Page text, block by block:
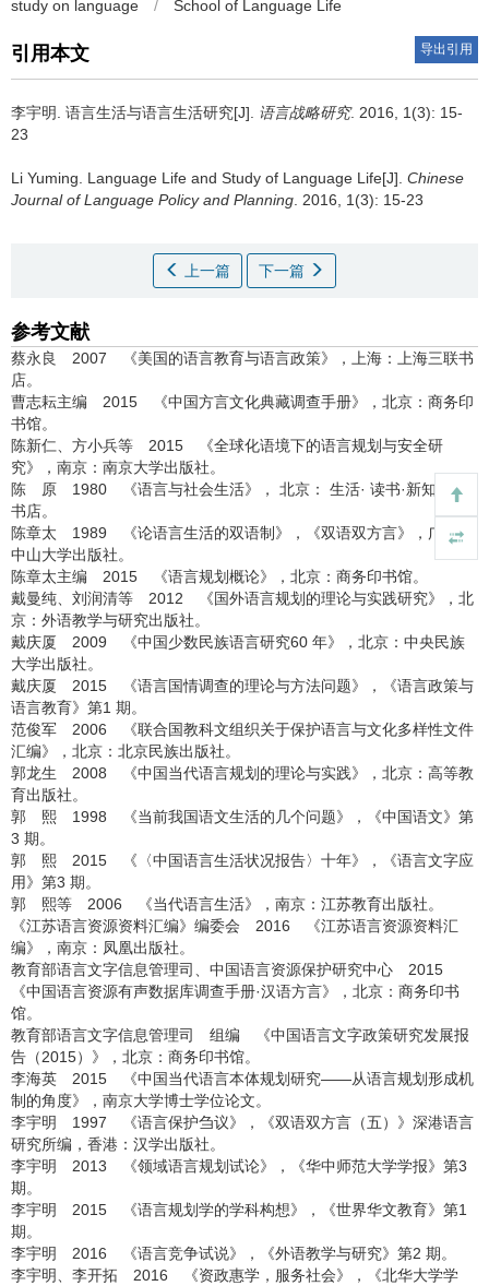
study on language / School of Language Life
引用本文 导出引用
李宇明. 语言生活与语言生活研究[J]. 语言战略研究. 2016, 1(3): 15-
23
Li Yuming. Language Life and Study of Language Life[J]. Chinese
Journal of Language Policy and Planning . 2016, 1(3): 15-23
上一篇 下一篇
参考文献
蔡永良 2007 《美国的语言教育与语言政策》，上海：上海三联书
店。
曹志耘主编 2015 《中国方言文化典藏调查手册》，北京：商务印
书馆。
陈新仁、方小兵等 2015 《全球化语境下的语言规划与安全研
究》，南京：南京大学出版社。
陈 原 1980 《语言与社会生活》， 北京： 生活· 读书·新知三联
书店。
陈章太 1989 《论语言生活的双语制》，《双语双方言》，广州：
中山大学出版社。
陈章太主编 2015 《语言规划概论》，北京：商务印书馆。
戴曼纯、刘润清等 2012 《国外语言规划的理论与实践研究》，北
京：外语教学与研究出版社。
戴庆厦 2009 《中国少数民族语言研究60 年》，北京：中央民族
大学出版社。
戴庆厦 2015 《语言国情调查的理论与方法问题》，《语言政策与
语言教育》第1 期。
范俊军 2006 《联合国教科文组织关于保护语言与文化多样性文件
汇编》，北京：北京民族出版社。
郭龙生 2008 《中国当代语言规划的理论与实践》，北京：高等教
育出版社。
郭 熙 1998 《当前我国语文生活的几个问题》，《中国语文》第
3 期。
郭 熙 2015 《〈中国语言生活状况报告〉十年》，《语言文字应
用》第3 期。
郭 熙等 2006 《当代语言生活》，南京：江苏教育出版社。
《江苏语言资源资料汇编》编委会 2016 《江苏语言资源资料汇
编》，南京：凤凰出版社。
教育部语言文字信息管理司、中国语言资源保护研究中心 2015
《中国语言资源有声数据库调查手册·汉语方言》，北京：商务印书
馆。
教育部语言文字信息管理司 组编 《中国语言文字政策研究发展报
告（2015）》，北京：商务印书馆。
李海英 2015 《中国当代语言本体规划研究——从语言规划形成机
制的角度》，南京大学博士学位论文。
李宇明 1997 《语言保护刍议》，《双语双方言（五）》深港语言
研究所编，香港：汉学出版社。
李宇明 2013 《领域语言规划试论》，《华中师范大学学报》第3
期。
李宇明 2015 《语言规划学的学科构想》，《世界华文教育》第1
期。
李宇明 2016 《语言竞争试说》，《外语教学与研究》第2 期。
李宇明、李开拓 2016 《资政惠学，服务社会》，《北华大学学